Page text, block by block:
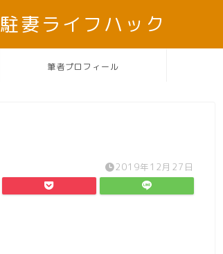
駐妻ライフハック
筆者プロフィール
2019年12月27日